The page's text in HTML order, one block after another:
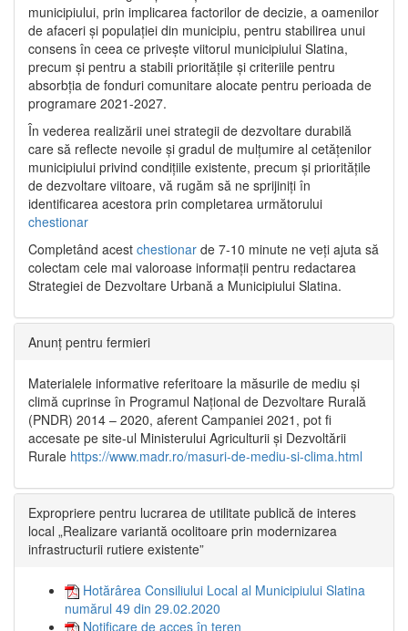
municipiului, prin implicarea factorilor de decizie, a oamenilor
de afaceri și populației din municipiu, pentru stabilirea unui
consens în ceea ce privește viitorul municipiului Slatina,
precum și pentru a stabili prioritățile și criteriile pentru
absorbția de fonduri comunitare alocate pentru perioada de
programare 2021-2027.
În vederea realizării unei strategii de dezvoltare durabilă
care să reflecte nevoile și gradul de mulțumire al cetățenilor
municipiului privind condițiile existente, precum și prioritățile
de dezvoltare viitoare, vă rugăm să ne sprijiniți în
identificarea acestora prin completarea următorului
chestionar
Completând acest chestionar de 7-10 minute ne veți ajuta să
colectam cele mai valoroase informații pentru redactarea
Strategiei de Dezvoltare Urbană a Municipiului Slatina.
Anunț pentru fermieri
Materialele informative referitoare la măsurile de mediu și
climă cuprinse în Programul Național de Dezvoltare Rurală
(PNDR) 2014 – 2020, aferent Campaniei 2021, pot fi
accesate pe site-ul Ministerului Agriculturii și Dezvoltării
Rurale https://www.madr.ro/masuri-de-mediu-si-clima.html
Expropriere pentru lucrarea de utilitate publică de interes
local „Realizare variantă ocolitoare prin modernizarea
infrastructurii rutiere existente”
Hotărârea Consiliului Local al Municipiului Slatina
numărul 49 din 29.02.2020
Notificare de acces în teren